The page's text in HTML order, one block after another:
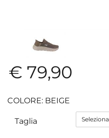
€ 79,90
COLORE: BEIGE
Taglia Seleziona